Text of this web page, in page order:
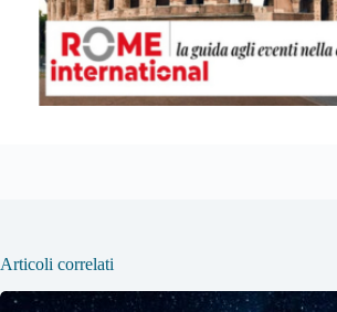
Articoli correlati